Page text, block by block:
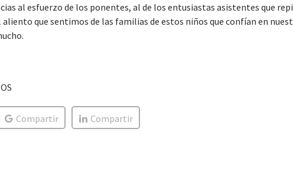
al esfuerzo de los ponentes, al de los entusiastas asistentes que
que sentimos de las familias de estos niños que confían en
Compartir Compartir